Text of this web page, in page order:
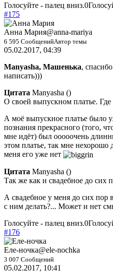
Голосуйте - палец вниз.0
#175
Анна Мария@anna-mariya
6 595 СообщенийАвтор темы
05.02.2017, 04:39
Manyasha, Машенька,
написать)))
Цитата Manyasha ()
О своей выпускном платье.
А моё выпускное платье было
познания прекрасного (того,
мне идёт) был ооооочень
этом платье, так мне нехорошо
меня его уже нет
Цитата Manyasha ()
Так же как и свадебное до сих
А свадебное у меня до сих
с ним делать?... Может и нет
Голосуйте - палец вниз.0
#176
Еле-ночка@ele-nochka
3 007 Сообщений
05.02.2017, 10:41